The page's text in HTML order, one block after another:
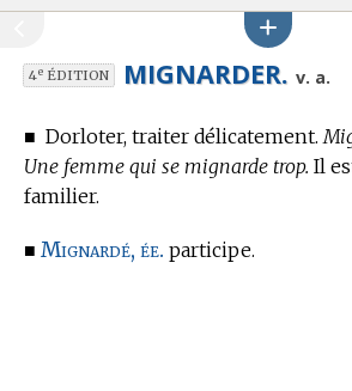
4eÉDITION MIGNARDER. v. a.
■ Dorloter, traiter délicatement.
Une femme qui se mignarde trop. Il
familier.
■ Mignardé, ée. participe.